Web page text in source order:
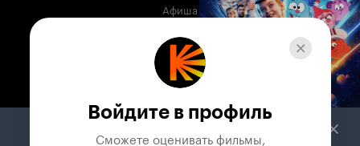
Афиша
Музыка
Телепрограмма
Служба поддержки
Войдите в профиль
Сможете оценивать фильмы,